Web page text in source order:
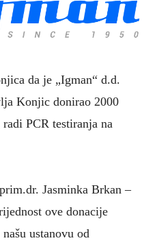
da je „Igman“ d.d.
Konjic donirao 2000
PCR testiranja na
Jasminka Brkan –
ove donacije
ustanovu od